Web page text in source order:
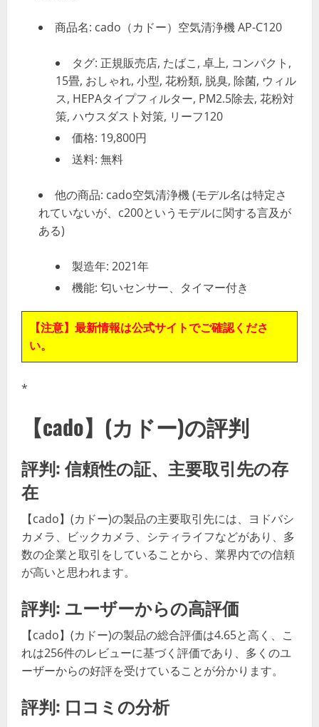
商品名: cado（カドー）空気清浄機 AP-C120
タグ: 正規販売店, たばこ, 卓上, コンパクト,
15畳, おしゃれ, 小型, 花粉類, 脱臭, 除菌, ウィル
ス, HEPAタイプフィルター, PM2.5除去, 花粉対
策, ハウスダスト対策, リーフ120
価格: 19,800円
送料: 無料
他の商品: cado空気清浄機 (モデル名は特定さ
れていないが、c200というモデルに関する言及が
ある)
製造年: 2021年
機能: 匂いセンサー、タイマー付き
【注意】最新情報は公式サイトでご確認くださ
い。
*
【cado】(カドー)の評判
評判: 信頼性の証、主要取引先の存
在
【cado】(カドー)の製品の主要取引先には、ヨドバシ
カメラ、ビックカメラ、シティライフなどがあり、多
数の企業と取引をしていることから、業界内での信頼
が高いと思われます。
評判: ユーザーからの高評価
【cado】(カドー)の製品の総合評価は4.65と高く、こ
れは256件のレビューに基づく評価であり、多くのユ
ーザーからの好評を受けていることが分かります。
評判: 口コミの分析